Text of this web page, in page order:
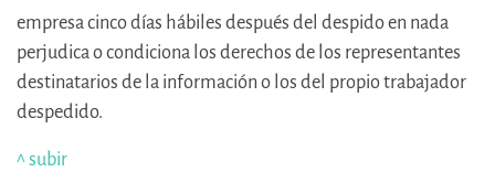
empresa cinco días hábiles después del despido en nada
perjudica o condiciona los derechos de los representantes
destinatarios de la información o los del propio trabajador
despedido.
^ subir